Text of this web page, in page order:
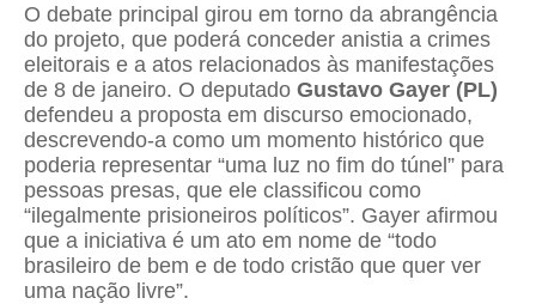
O debate principal girou em torno da abrangência
do projeto, que poderá conceder anistia a crimes
eleitorais e a atos relacionados às manifestações
de 8 de janeiro. O deputado Gustavo Gayer (PL)
defendeu a proposta em discurso emocionado,
descrevendo-a como um momento histórico que
poderia representar “uma luz no fim do túnel” para
pessoas presas, que ele classificou como
“ilegalmente prisioneiros políticos”. Gayer afirmou
que a iniciativa é um ato em nome de “todo
brasileiro de bem e de todo cristão que quer ver
uma nação livre”.